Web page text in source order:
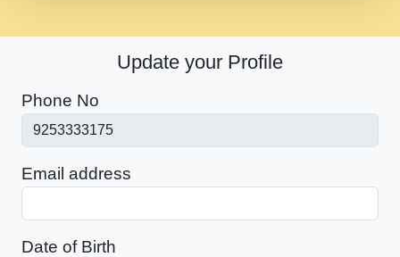
Update your Profile
Phone No
Email address
Date of Birth